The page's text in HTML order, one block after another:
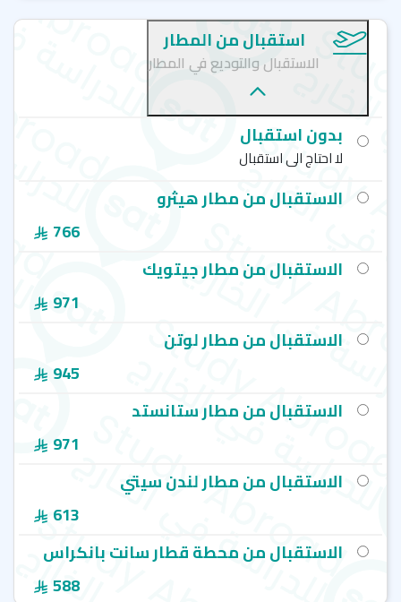
استقبال من المطار
الاستقبال والتوديع في المطار
بدون استقبال
لا احتاج الى استقبال
الاستقبال من مطار هيثرو
766
الاستقبال من مطار جيتويك
971
الاستقبال من مطار لوتن
945
الاستقبال من مطار ستانستد
971
الاستقبال من مطار لندن سيتي
613
الاستقبال من محطة قطار سانت بانكراس
588